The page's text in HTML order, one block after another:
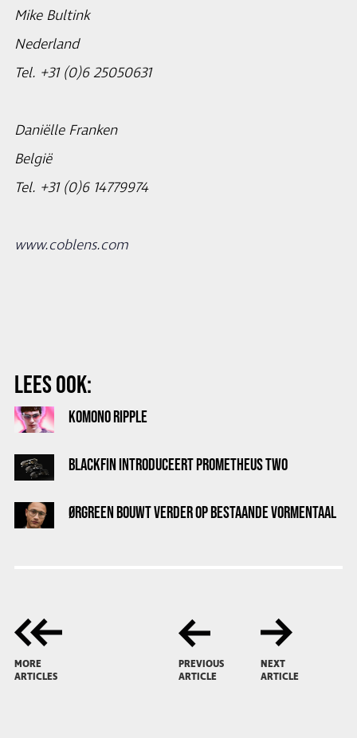
Mike Bultink
Nederland
Tel. +31 (0)6 25050631
Daniëlle Franken
België
Tel. +31 (0)6 14779974
www.coblens.com
LEES OOK:
KOMONO RIPPLE
BLACKFIN INTRODUCEERT PROMETHEUS TWO
ØRGREEN BOUWT VERDER OP BESTAANDE VORMENTAAL
MORE
ARTICLES
PREVIOUS
ARTICLE
NEXT
ARTICLE